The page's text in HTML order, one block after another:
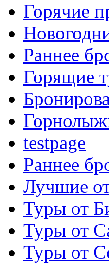
Горячие
Раннее
Горящие
testpage
Раннее
Лучшие
Туры от
Туры от
Туры от